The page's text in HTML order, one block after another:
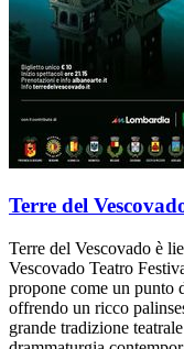
Terre del
Terre del Vescovado è
Vescovado Teatro
propone come un punto
offrendo un ricco
grande tradizione